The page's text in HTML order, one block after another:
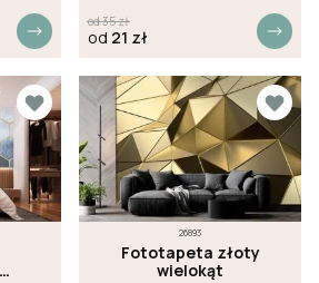
od35zł
od 21 zł
26893
Fototapeta złoty
wielokąt